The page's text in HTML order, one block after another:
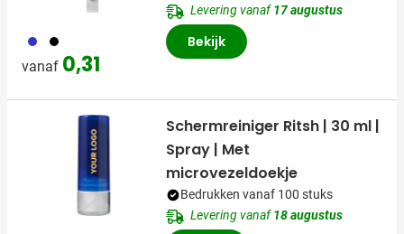
023 001
vanaf 0,31
Levering vanaf17 augustus
Bekijk
Schermreiniger Ritsh | 30 ml |
Spray | Met
microvezeldoekje
Bedrukken vanaf 100 stuks
Levering vanaf18 augustus